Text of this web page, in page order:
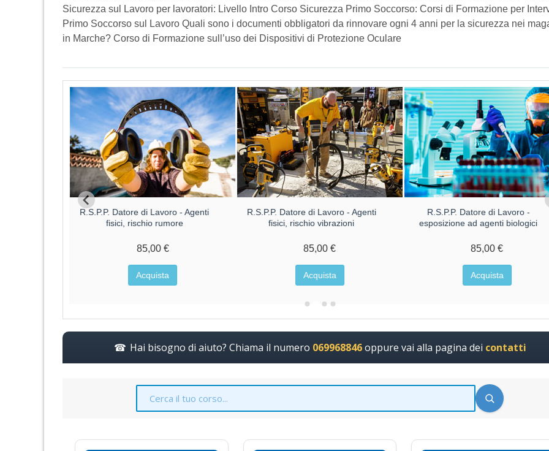
Sicurezza sul Lavoro per lavoratori: Livello Intro Corso Sicurezza Primo Soccorso: Corsi di Formazione per
Primo Soccorso sul Lavoro Quali sono i documenti obbligatori da rinnovare ogni 4 anni per la sicurezza nei
in Marche? Corso di Formazione sull’uso dei Dispositivi di Protezione Oculare
R.S.P.P. Datore di Lavoro - Agenti
fisici, rischio rumore
85,00 €
Acquista
R.S.P.P. Datore di Lavoro - Agenti
fisici, rischio vibrazioni
85,00 €
Acquista
R.S.P.P. Datore di Lavoro -
esposizione ad agenti biologici
85,00 €
Acquista
Hai bisogno di aiuto? Chiama il numero 069968846oppure vai alla pagina dei contatti